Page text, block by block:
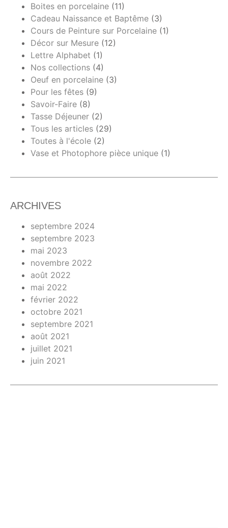
Boites en porcelaine (11)
Cadeau Naissance et Baptême (3)
Cours de Peinture sur Porcelaine (1)
Décor sur Mesure (12)
Lettre Alphabet (1)
Nos collections (4)
Oeuf en porcelaine (3)
Pour les fêtes (9)
Savoir-Faire (8)
Tasse Déjeuner (2)
Tous les articles (29)
Toutes à l'école (2)
Vase et Photophore pièce unique (1)
ARCHIVES
septembre 2024
septembre 2023
mai 2023
novembre 2022
août 2022
mai 2022
février 2022
octobre 2021
septembre 2021
août 2021
juillet 2021
juin 2021